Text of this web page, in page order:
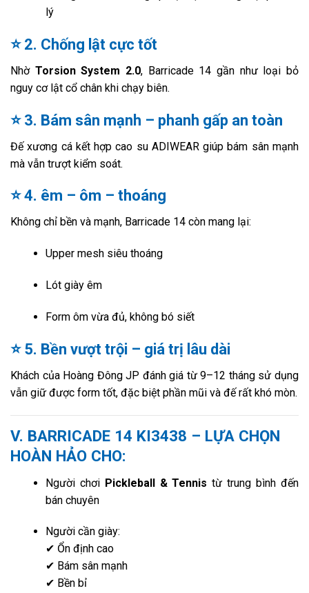
lý
⭐ 2. Chống lật cực tốt
Nhờ Torsion System 2.0, Barricade 14 gần như loại bỏ
nguy cơ lật cổ chân khi chạy biên.
⭐ 3. Bám sân mạnh – phanh gấp an toàn
Đế xương cá kết hợp cao su ADIWEAR giúp bám sân mạnh
mà vẫn trượt kiểm soát.
⭐4. êm – ôm – thoáng
Không chỉ bền và mạnh, Barricade 14 còn mang lại:
Upper mesh siêu thoáng
Lót giày êm
Form ôm vừa đủ, không bó siết
⭐ 5. Bền vượt trội – giá trị lâu dài
Khách của Hoàng Đông JP đánh giá từ 9–12 tháng sử dụng
vẫn giữ được form tốt, đặc biệt phần mũi và đế rất khó mòn.
V. BARRICADE 14 KI3438 – LỰA CHỌN
HOÀN HẢO CHO:
Người chơi Pickleball & Tennis từ trung bình đến
bán chuyên
Người cần giày:
✔ Ổn định cao
✔ Bám sân mạnh
✔ Bền bỉ